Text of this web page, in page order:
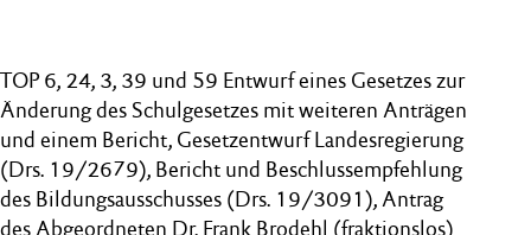
TOP 6, 24, 3, 39 und 59 Entwurf eines Gesetzes zur
Änderung des Schulgesetzes mit weiteren Anträgen
und einem Bericht, Gesetzentwurf Landesregierung
(Drs. 19/2679), Bericht und Beschlussempfehlung
des Bildungsausschusses (Drs. 19/3091), Antrag
des Abgeordneten Dr. Frank Brodehl (fraktionslos)